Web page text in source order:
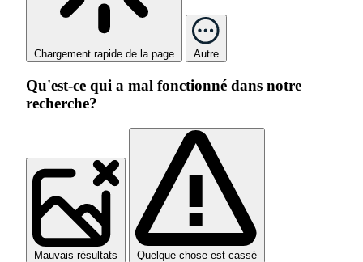
Chargement rapide de la page Autre
Qu'est-ce qui a mal fonctionné dans notre
recherche?
Mauvais résultats Quelque chose est cassé